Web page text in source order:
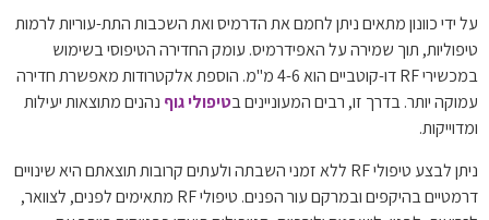
על ידי כוונון מתאים ניתן לחמם את הדרמיס ואת השכבות התת-עוריות לרמות
טיפוליות, תוך שמירה על האפידרמיס. עומק החדירה הטיפוסי בשימוש
במכשירי RF דו-קוטביים הוא 4-6 מ"מ. הוספת אלקטרודות מאפשרת חדירה
עמוקה יותר. בדרך זו, רבים המעוניינים בטיפולי גוף נהנים מתוצאות יעילות
ומדוייקות.
ניתן לבצע טיפולי RF ללא זמני השבתה ולעתים קרובות תוצאתם היא שינויים
דרמטיים בהיקפים ובמרקם עור הפנים. טיפולי RF מתאימים לפנים, לצוואר,